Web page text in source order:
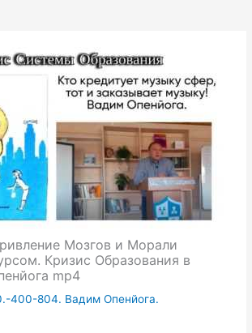
Мозгов и Морали
Кризис Образования в
mp4
400-804. Вадим Опенйога.